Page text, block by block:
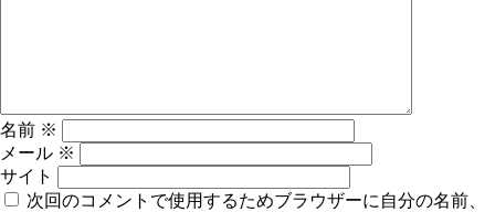
名前 ※
メール ※
サイト
次回のコメントで使用するためブラウザーに自分の名前、